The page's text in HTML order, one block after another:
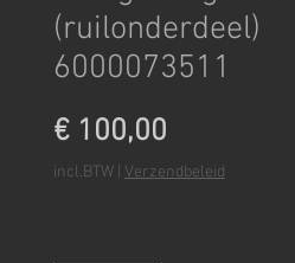
(ruilonderdeel)
6000073511
€ 100,00
incl.BTW Verzendbeleid